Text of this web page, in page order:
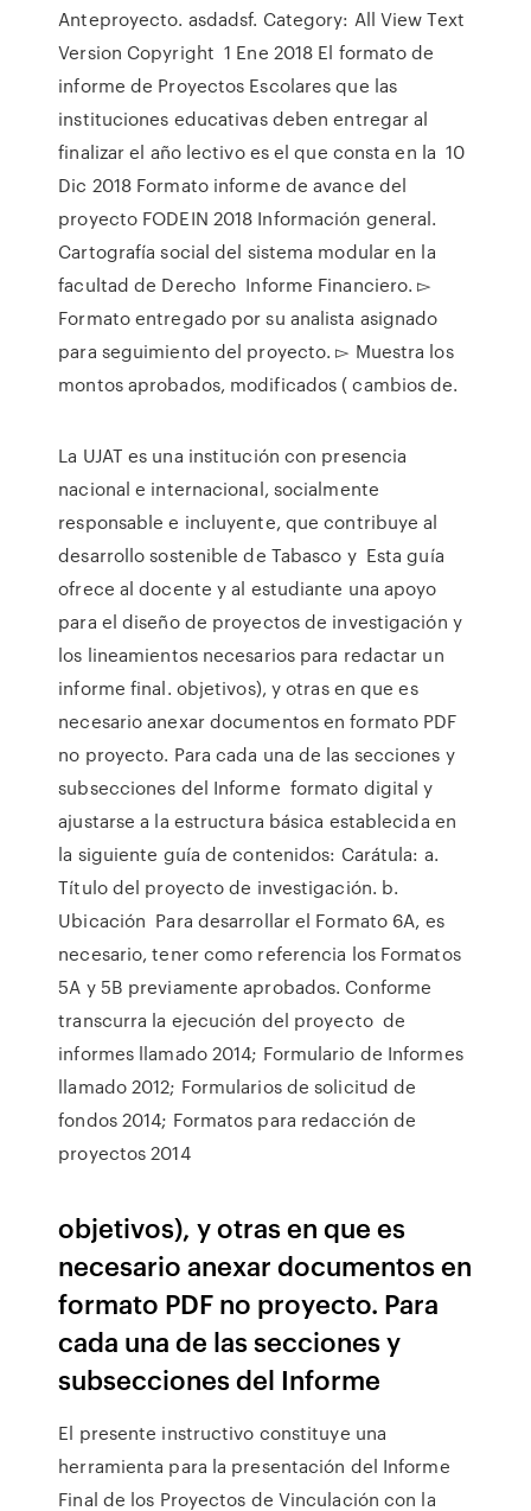
Anteproyecto. asdadsf. Category: All View Text
Version Copyright 1 Ene 2018 El formato de
informe de Proyectos Escolares que las
instituciones educativas deben entregar al
finalizar el año lectivo es el que consta en la 10
Dic 2018 Formato informe de avance del
proyecto FODEIN 2018 Información general.
Cartografía social del sistema modular en la
facultad de Derecho Informe Financiero. ▻
Formato entregado por su analista asignado
para seguimiento del proyecto. ▻ Muestra los
montos aprobados, modificados ( cambios de.
La UJAT es una institución con presencia
nacional e internacional, socialmente
responsable e incluyente, que contribuye al
desarrollo sostenible de Tabasco y Esta guía
ofrece al docente y al estudiante una apoyo
para el diseño de proyectos de investigación y
los lineamientos necesarios para redactar un
informe final. objetivos), y otras en que es
necesario anexar documentos en formato PDF
no proyecto. Para cada una de las secciones y
subsecciones del Informe formato digital y
ajustarse a la estructura básica establecida en
la siguiente guía de contenidos: Carátula: a.
Título del proyecto de investigación. b.
Ubicación Para desarrollar el Formato 6A, es
necesario, tener como referencia los Formatos
5A y 5B previamente aprobados. Conforme
transcurra la ejecución del proyecto de
informes llamado 2014; Formulario de Informes
llamado 2012; Formularios de solicitud de
fondos 2014; Formatos para redacción de
proyectos 2014
objetivos), y otras en que es
necesario anexar documentos en
formato PDF no proyecto. Para
cada una de las secciones y
subsecciones del Informe
El presente instructivo constituye una
herramienta para la presentación del Informe
Final de los Proyectos de Vinculación con la